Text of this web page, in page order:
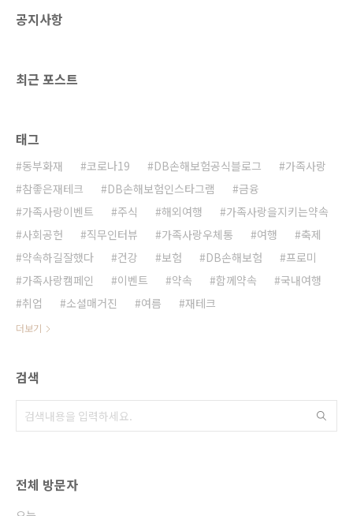
공지사항
최근 포스트
태그
동부화재 코로나19 DB손해보험공식블로그
가족사랑
참좋은재테크
DB손해보험인스타그램
금융
가족사랑이벤트
주식 해외여행
가족사랑을지키는약속
사회공헌
직무인터뷰 가족사랑우체통 여행
축제
약속하길잘했다
건강 보험 DB손해보험
프로미
가족사랑캠페인
이벤트 약속 함께약속
국내여행
취업
소셜매거진 여름 재테크
더보기
검색
전체 방문자